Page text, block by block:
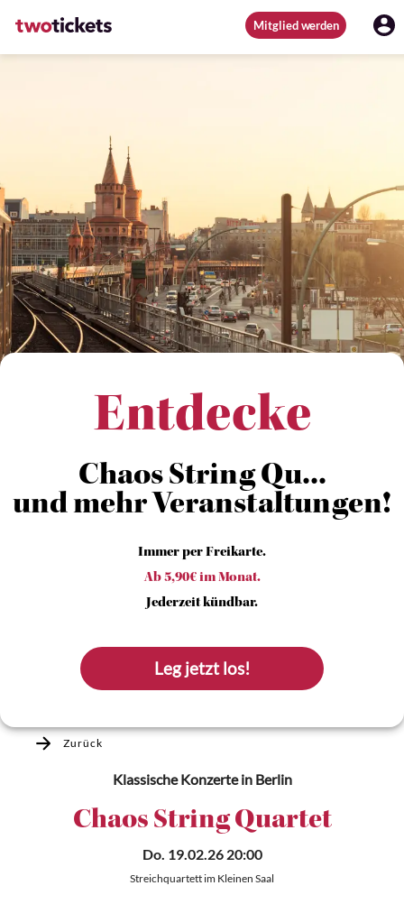
Mitglied werden
Entdecke
Chaos String Qu...
und mehr Veranstaltungen!
Immer per Freikarte.
Ab 5,90€ im Monat.
Jederzeit kündbar.
Leg jetzt los!
Zurück
Klassische Konzertein Berlin
Chaos String Quartet
Do. 19.02.26 20:00
Streichquartett im Kleinen Saal